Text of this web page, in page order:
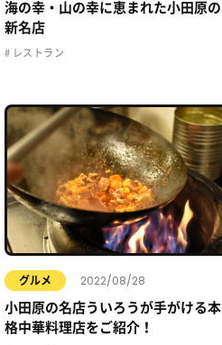
海の幸・山の幸に恵まれた小田原の
新名店
レストラン
グルメ 2022/08/28
小田原の名店ういろうが手がける本
格中華料理店をご紹介！